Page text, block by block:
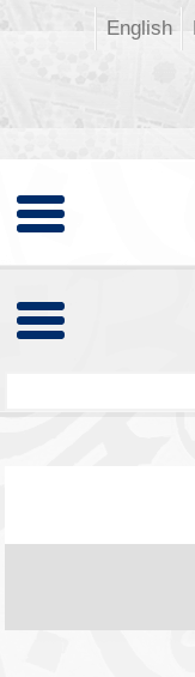
English